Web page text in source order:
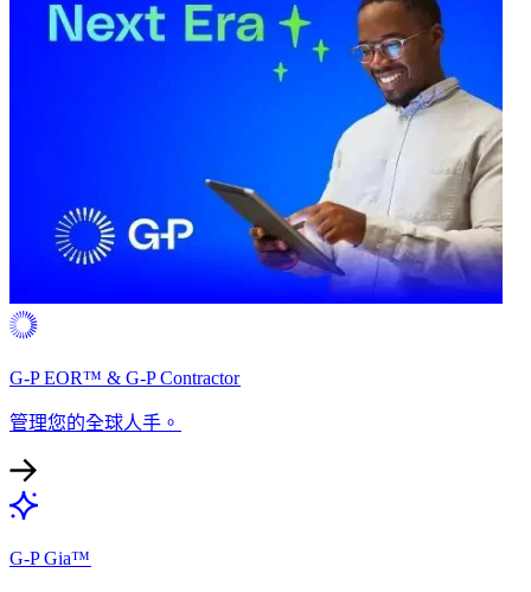
G-P EOR™ & G-P Contractor​​
管理您的全球人手。​​
G-P Gia™​​